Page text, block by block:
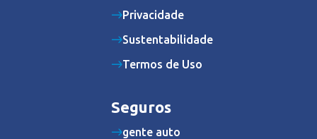
Privacidade
Sustentabilidade
Termos de Uso
Seguros
gente auto